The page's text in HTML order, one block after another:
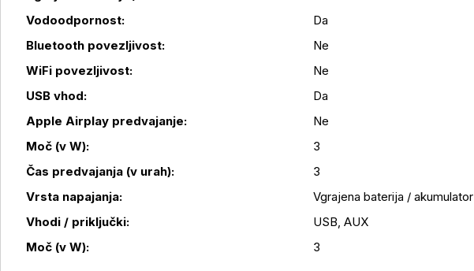
Podrobnosti izdelka
Vodoodpornost:
Da
Bluetooth povezljivost:
Ne
WiFi povezljivost:
Ne
USB vhod:
Da
Apple Airplay predvajanje:
Ne
Moč (v W):
3
Čas predvajanja (v urah):
3
Vrsta napajanja:
Vgrajena baterija / akumulator
Vhodi / priključki:
USB, AUX
Moč (v W):
3